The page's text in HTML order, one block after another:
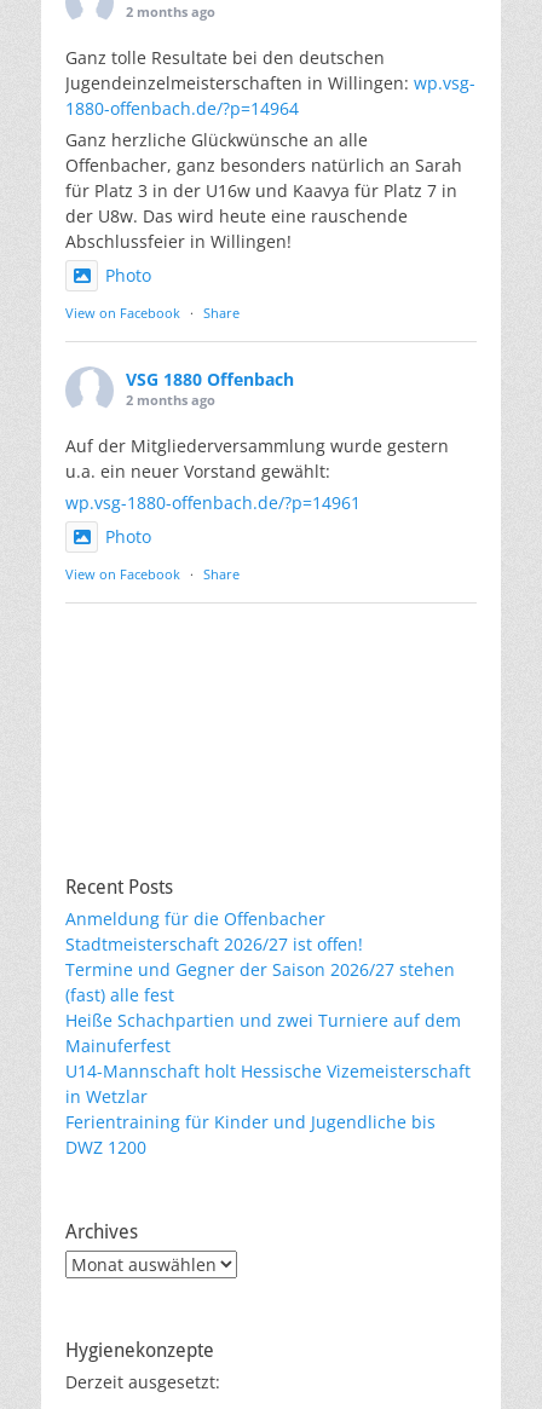
2 months ago
Ganz tolle Resultate bei den deutschen
Jugendeinzelmeisterschaften in Willingen: wp.vsg-
1880-offenbach.de/?p=14964
Ganz herzliche Glückwünsche an alle
Offenbacher, ganz besonders natürlich an Sarah
für Platz 3 in der U16w und Kaavya für Platz 7 in
der U8w. Das wird heute eine rauschende
Abschlussfeier in Willingen!
Photo
View on Facebook · Share
VSG 1880 Offenbach
2 months ago
Auf der Mitgliederversammlung wurde gestern
u.a. ein neuer Vorstand gewählt:
wp.vsg-1880-offenbach.de/?p=14961
Photo
View on Facebook · Share
Recent Posts
Anmeldung für die Offenbacher
Stadtmeisterschaft 2026/27 ist offen!
Termine und Gegner der Saison 2026/27 stehen
(fast) alle fest
Heiße Schachpartien und zwei Turniere auf dem
Mainuferfest
U14-Mannschaft holt Hessische Vizemeisterschaft
in Wetzlar
Ferientraining für Kinder und Jugendliche bis
DWZ 1200
Archives
Archives
Hygienekonzepte
Derzeit ausgesetzt: